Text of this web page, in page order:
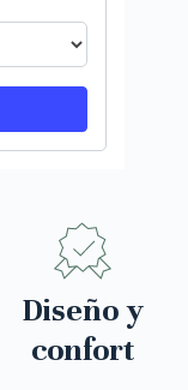
Diseño y
confort